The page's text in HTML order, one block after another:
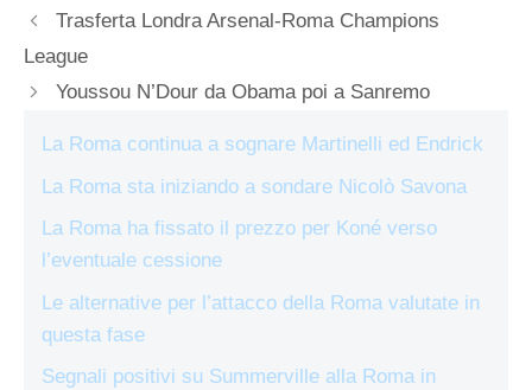
Trasferta Londra Arsenal-Roma Champions
League
Youssou N’Dour da Obama poi a Sanremo
La Roma continua a sognare Martinelli ed Endrick
La Roma sta iniziando a sondare Nicolò Savona
La Roma ha fissato il prezzo per Koné verso
l’eventuale cessione
Le alternative per l’attacco della Roma valutate in
questa fase
Segnali positivi su Summerville alla Roma in